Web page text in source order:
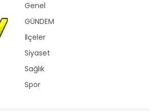
Genel
GÜNDEM
İlçeler
Siyaset
Sağlık
Spor